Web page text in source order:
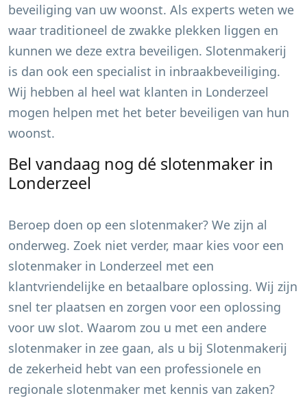
beveiliging van uw woonst. Als experts weten we
waar traditioneel de zwakke plekken liggen en
kunnen we deze extra beveiligen. Slotenmakerij
is dan ook een specialist in inbraakbeveiliging.
Wij hebben al heel wat klanten in Londerzeel
mogen helpen met het beter beveiligen van hun
woonst.
Bel vandaag nog dé slotenmaker in
Londerzeel
Beroep doen op een slotenmaker? We zijn al
onderweg. Zoek niet verder, maar kies voor een
slotenmaker in Londerzeel met een
klantvriendelijke en betaalbare oplossing. Wij zijn
snel ter plaatsen en zorgen voor een oplossing
voor uw slot. Waarom zou u met een andere
slotenmaker in zee gaan, als u bij Slotenmakerij
de zekerheid hebt van een professionele en
regionale slotenmaker met kennis van zaken?